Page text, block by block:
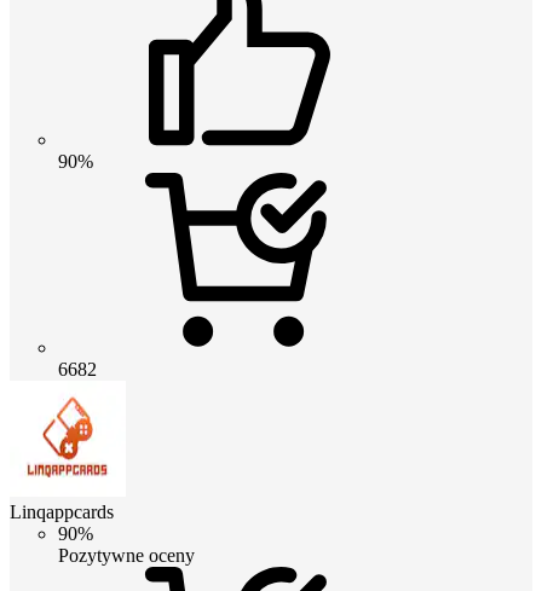
90%
6682
Linqappcards
90%
Pozytywne oceny